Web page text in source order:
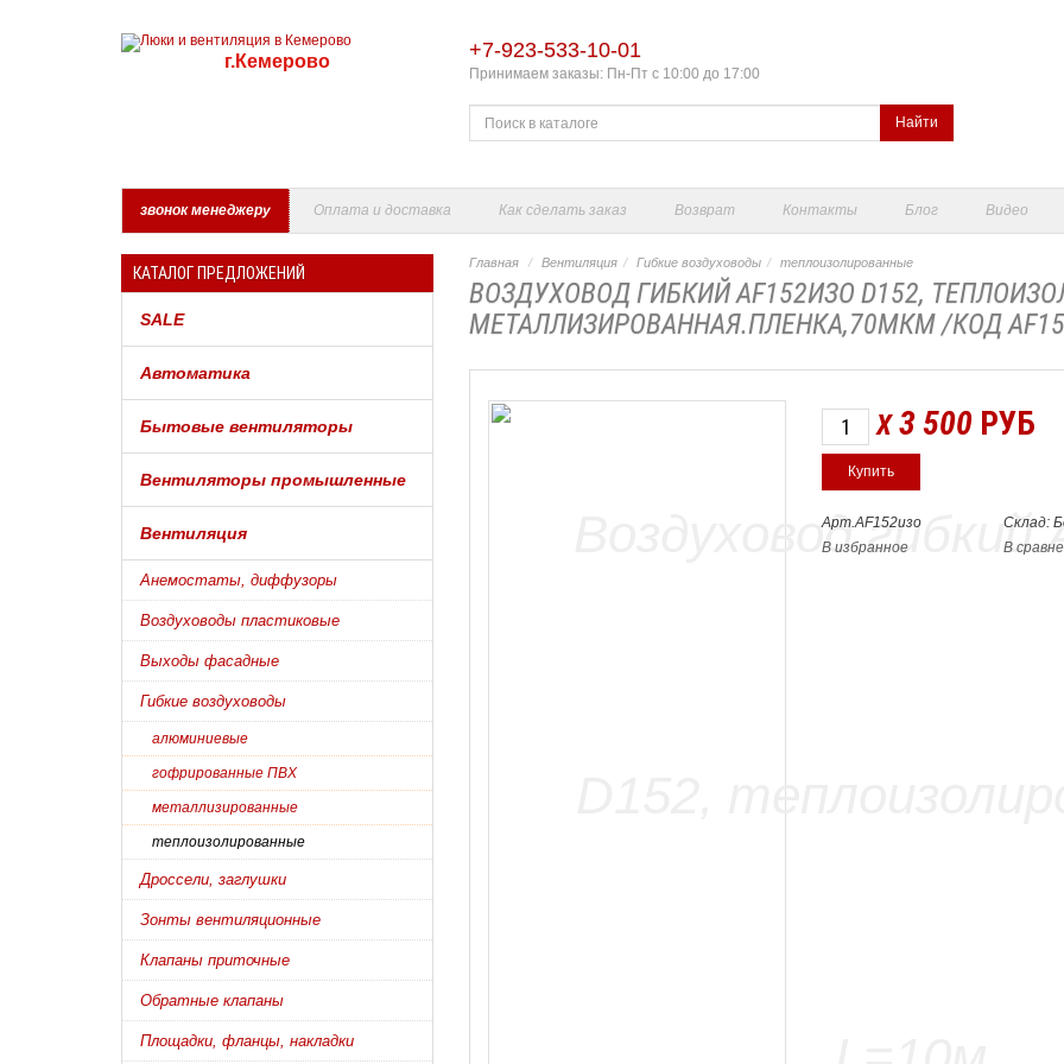
г.Кемерово +7-923-533-10-01
Принимаем заказы: Пн-Пт с 10:00 до 17:00
Найти
звонок менеджеру Оплата и доставка Как сделать заказ Возврат Контакты Блог Видео
КАТАЛОГ ПРЕДЛОЖЕНИЙ
SALE
Автоматика
Бытовые вентиляторы
Вентиляторы промышленные
Вентиляция
Анемостаты, диффузоры
Воздуховоды пластиковые
Выходы фасадные
Гибкие воздуховоды
алюминиевые
гофрированные ПВХ
металлизированные
теплоизолированные
Дроссели, заглушки
Зонты вентиляционные
Клапаны приточные
Обратные клапаны
Площадки, фланцы, накладки
Главная Вентиляция Гибкие воздуховоды теплоизолированные
ВОЗДУХОВОД ГИБКИЙ AF152ИЗО D152,
МЕТАЛЛИЗИРОВАННАЯ.ПЛЕНКА,70МКМ /КОД
X 3 500 РУБ
Арт.AF152изо
Склад:
В избранное
В